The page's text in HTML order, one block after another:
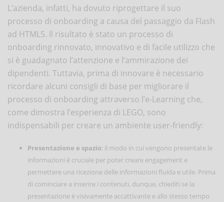
L’azienda, infatti, ha dovuto riprogettare il suo
processo di onboarding a causa del passaggio da Flash
ad HTML5. Il risultato è stato un processo di
onboarding rinnovato, innovativo e di facile utilizzo che
si è guadagnato l’attenzione e l’ammirazione dei
dipendenti. Tuttavia, prima di innovare è necessario
ricordare alcuni consigli di base per migliorare il
processo di onboarding attraverso l’e-Learning che,
come dimostra l’esperienza di LEGO, sono
indispensabili per creare un ambiente user-friendly:
Presentazione e spazio: il modo in cui vengono presentate le
informazioni è cruciale per poter creare engagement e
permettere una ricezione delle informazioni fluida e utile. Prima
di cominciare a inserire i contenuti, dunque, chiediti se la
presentazione è visivamente accattivante e allo stesso tempo